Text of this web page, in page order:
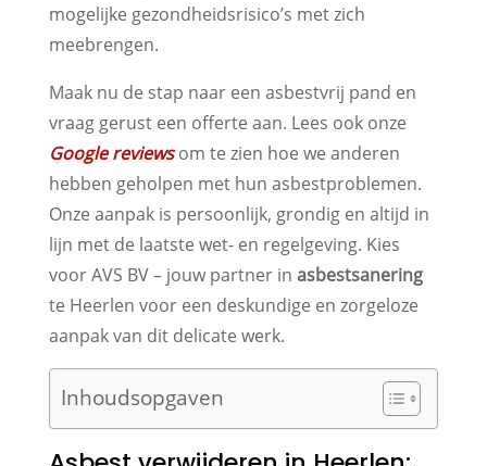
mogelijke gezondheidsrisico’s met zich
meebrengen.
Maak nu de stap naar een asbestvrij pand en
vraag gerust een offerte aan. Lees ook onze
Google reviewsom te zien hoe we anderen
hebben geholpen met hun asbestproblemen.
Onze aanpak is persoonlijk, grondig en altijd in
lijn met de laatste wet- en regelgeving. Kies
voor AVS BV – jouw partner in asbestsanering
te Heerlen voor een deskundige en zorgeloze
aanpak van dit delicate werk.
Inhoudsopgaven